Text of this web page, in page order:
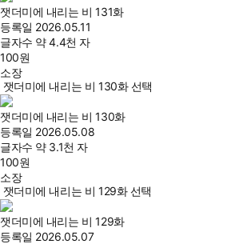
잿더미에 내리는 비 131화
등록일 2026.05.11
글자수 약 4.4천 자
100원
소장
잿더미에 내리는 비 130화 선택
잿더미에 내리는 비 130화
등록일 2026.05.08
글자수 약 3.1천 자
100원
소장
잿더미에 내리는 비 129화 선택
잿더미에 내리는 비 129화
등록일 2026.05.07